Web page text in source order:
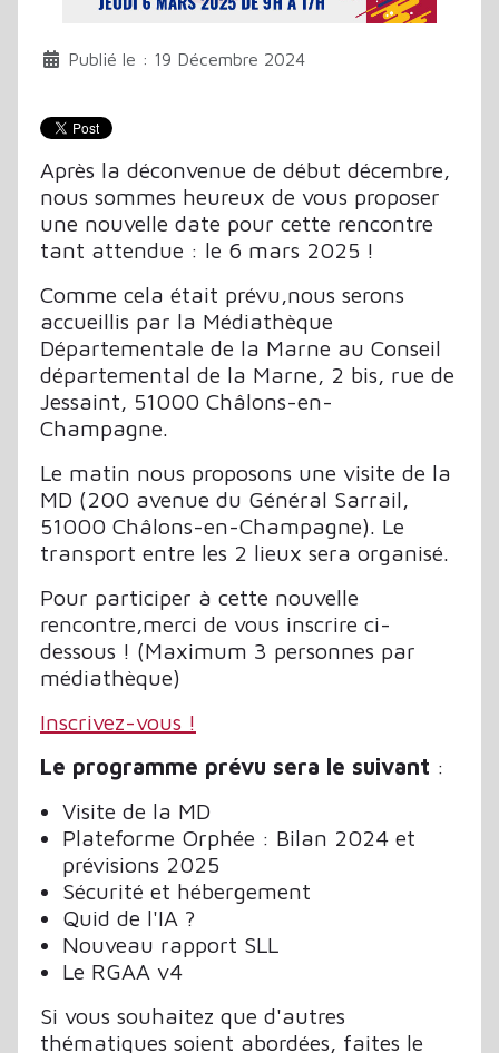
Publié le : 19 Décembre 2024
Après la déconvenue de début décembre,
nous sommes heureux de vous proposer
une nouvelle date pour cette rencontre
tant attendue : le 6 mars 2025 !
Comme cela était prévu,nous serons
accueillis par la Médiathèque
Départementale de la Marne au Conseil
départemental de la Marne, 2 bis, rue de
Jessaint, 51000 Châlons-en-
Champagne.
Le matin nous proposons une visite de la
MD (200 avenue du Général Sarrail,
51000 Châlons-en-Champagne). Le
transport entre les 2 lieux sera organisé.
Pour participer à cette nouvelle
rencontre,merci de vous inscrire ci-
dessous ! (Maximum 3 personnes par
médiathèque)
Inscrivez-vous !
Le programme prévu sera le suivant :
Visite de la MD
Plateforme Orphée : Bilan 2024 et
prévisions 2025
Sécurité et hébergement
Quid de l'IA ?
Nouveau rapport SLL
Le RGAA v4
Si vous souhaitez que d'autres
thématiques soient abordées, faites le